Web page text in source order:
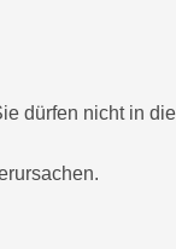
dürfen nicht in